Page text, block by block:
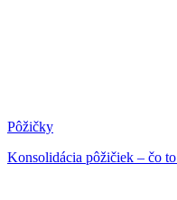
Pôžičky
Konsolidácia pôžičiek – čo